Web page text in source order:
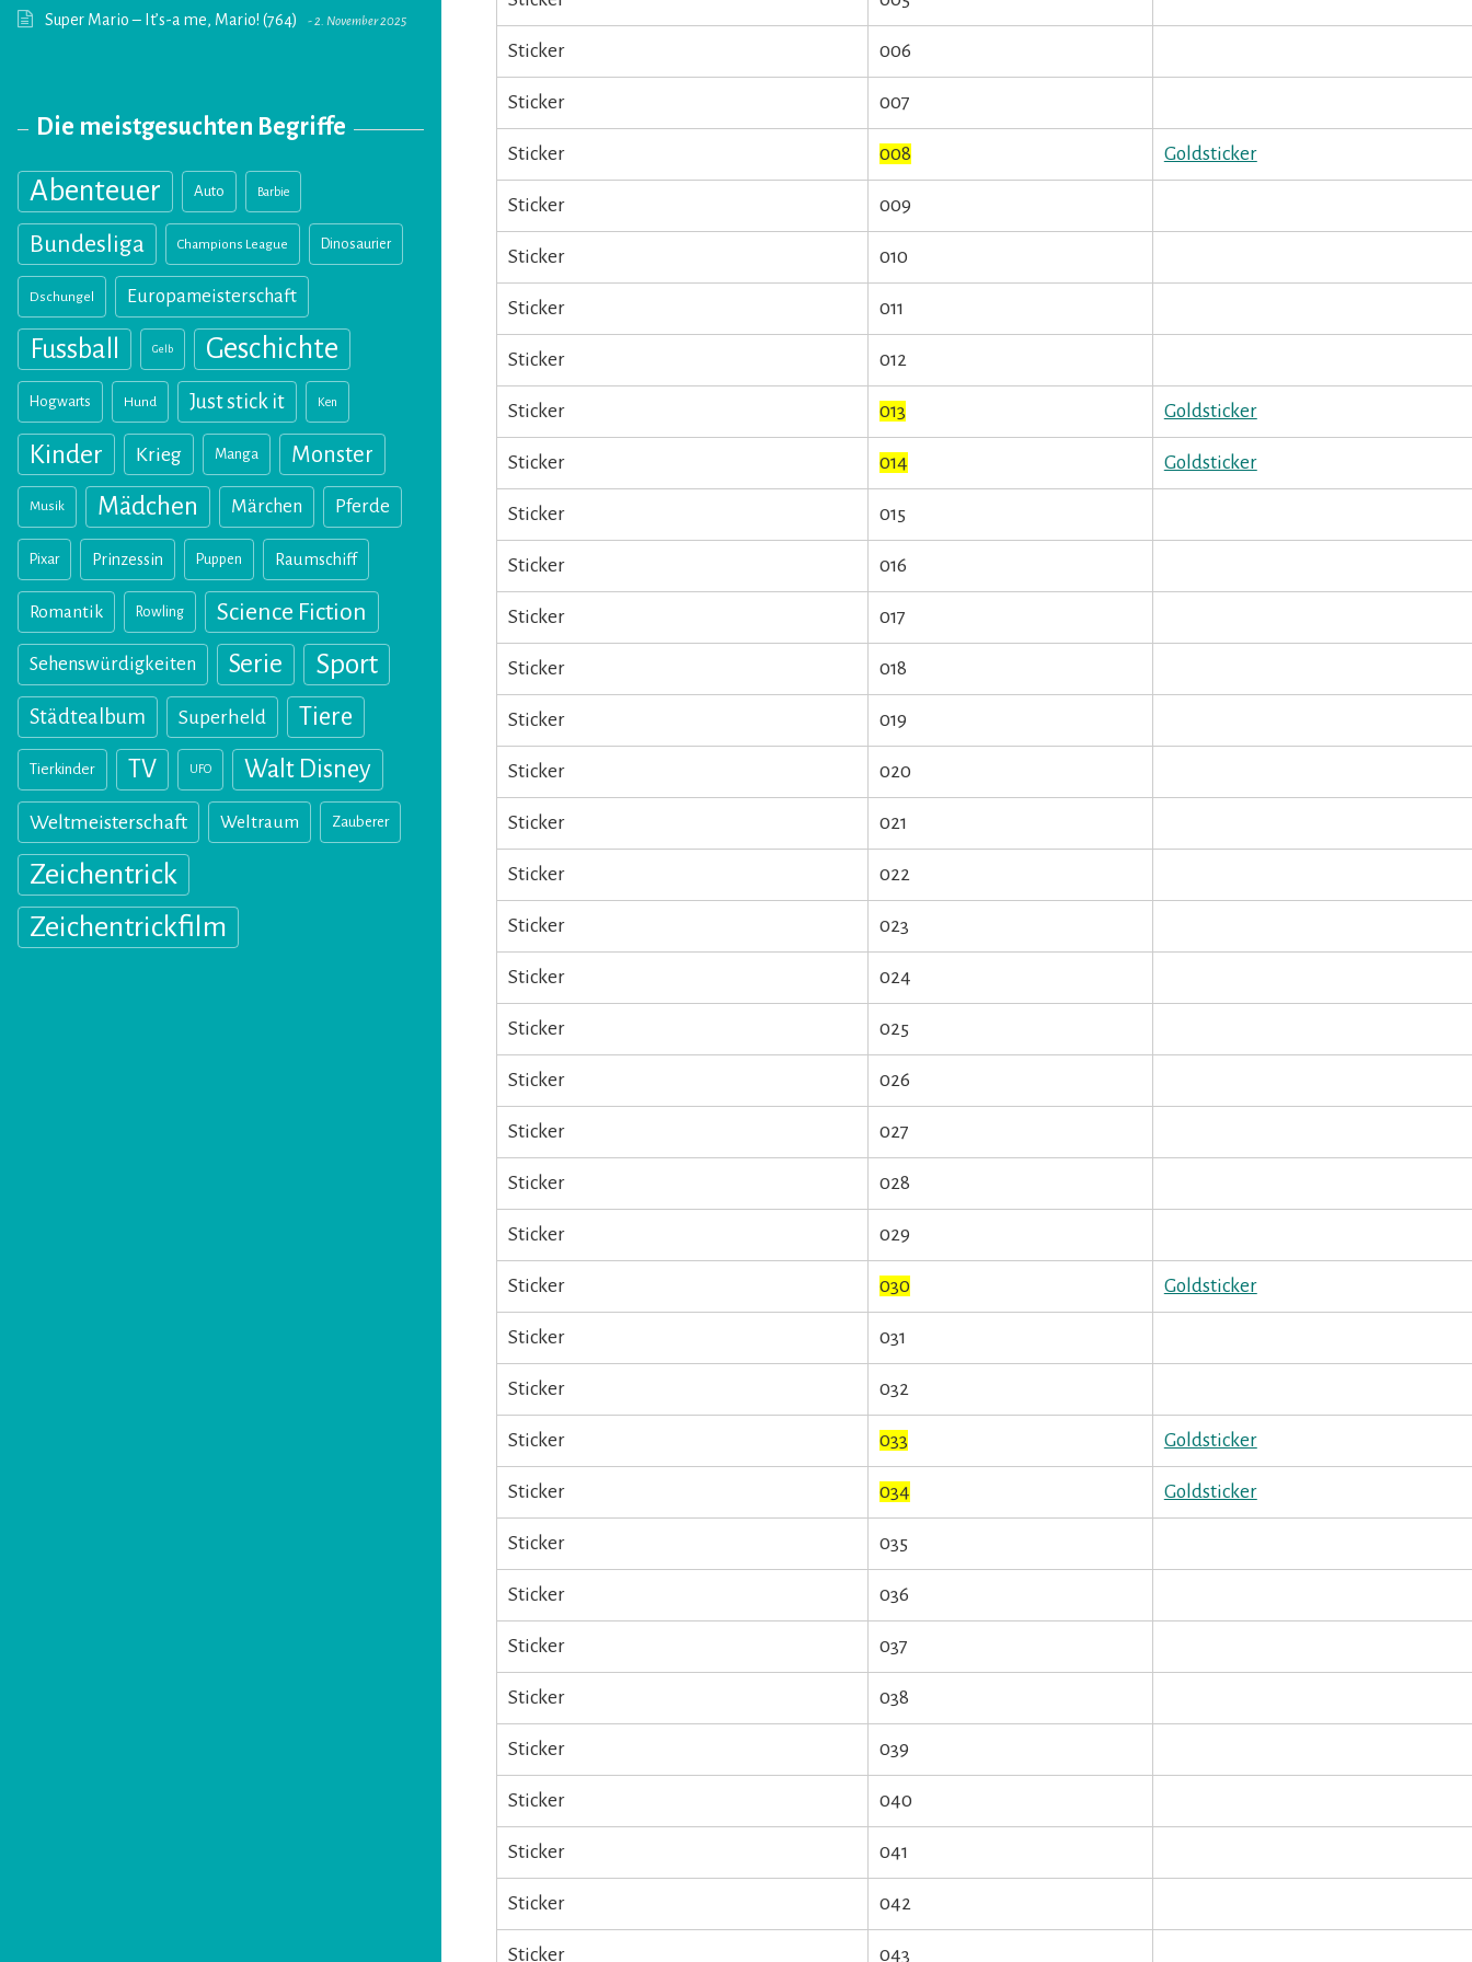
Super Mario – It’s-a me, Mario! (764) 2. November 2025
Die meistgesuchten Begriffe
Abenteuer Auto Barbie
Bundesliga Champions League Dinosaurier
Dschungel Europameisterschaft
Fussball Gelb Geschichte
Hogwarts Hund Just stick it Ken
Kinder Krieg Manga Monster
Musik Mädchen Märchen Pferde
Pixar Prinzessin Puppen Raumschiff
Romantik Rowling Science Fiction
Sehenswürdigkeiten Serie Sport
Städtealbum Superheld Tiere
Tierkinder TV UFO Walt Disney
Weltmeisterschaft Weltraum Zauberer
Zeichentrick
Zeichentrickfilm
Sticker 006
Sticker 007
Sticker 008 Goldsticker
Sticker 009
Sticker 010
Sticker 011
Sticker 012
Sticker 013 Goldsticker
Sticker 014 Goldsticker
Sticker 015
Sticker 016
Sticker 017
Sticker 018
Sticker 019
Sticker 020
Sticker 021
Sticker 022
Sticker 023
Sticker 024
Sticker 025
Sticker 026
Sticker 027
Sticker 028
Sticker 029
Sticker 030 Goldsticker
Sticker 031
Sticker 032
Sticker 033 Goldsticker
Sticker 034 Goldsticker
Sticker 035
Sticker 036
Sticker 037
Sticker 038
Sticker 039
Sticker 040
Sticker 041
Sticker 042
Sticker 043